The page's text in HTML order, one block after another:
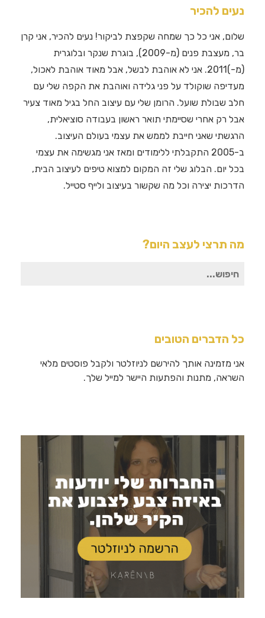
נעים להכיר
שלום, אני כל כך שמחה שקפצת לביקור! נעים להכיר, אני קרן
בר, מעצבת פנים (מ-2009), בוגרת שנקר ובלוגרית
(מ-)2011. אני לא אוהבת לבשל, אבל מאוד אוהבת לאכול,
מעדיפה שוקולד על פני גלידה ואוהבת את הקפה שלי עם
חלב שבולת שועל. הרומן שלי עם עיצוב החל בגיל מאוד צעיר
אבל רק אחרי שסיימתי תואר ראשון בעבודה סוציאלית,
הרגשתי שאני חייבת לממש את עצמי בעולם העיצוב.
ב-2005 התקבלתי ללימודים ומאז אני מגשימה את עצמי
בכל יום. הבלוג שלי זה המקום למצוא טיפים לעיצוב הבית,
הדרכות יצירה וכל מה שקשור בעיצוב ולייף סטייל.
מה תרצי לעצב היום?
חיפוש
כל הדברים הטובים
אני מזמינה אותך להירשם לניוזלטר ולקבל פוסטים מלאי
השראה, מתנות והפתעות היישר למייל שלך.